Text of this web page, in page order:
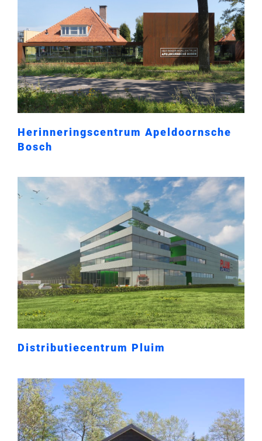
Herinneringscentrum Apeldoornsche
Bosch
Distributiecentrum Pluim